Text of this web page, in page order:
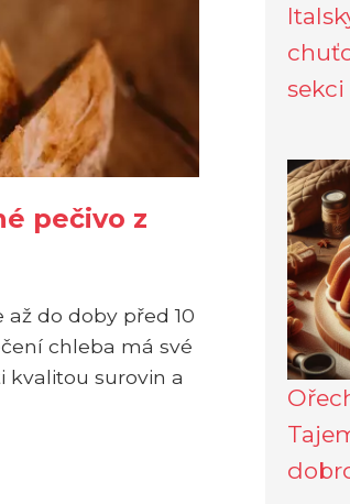
pečivo z
do doby před 10
chleba má své
kvalitou surovin a